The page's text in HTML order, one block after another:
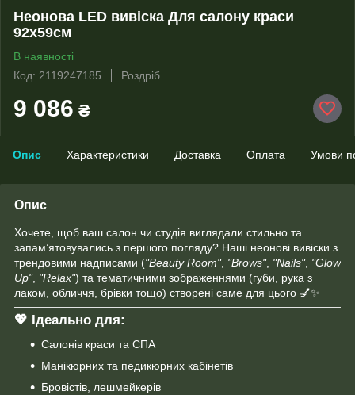
Неонова LED вивіска Для салону краси
92х59см
В наявності
Код: 2119247185
Роздріб
9 086 ₴
Опис Характеристики Доставка Оплата Умови
Опис
Хочете, щоб ваш салон чи студія виглядали стильно та
запам’ятовувались з першого погляду? Наші неонові вивіски з
трендовими надписами ("Beauty Room", "Brows", "Nails", "Glow
Up", "Relax") та тематичними зображеннями (губи, рука з
лаком, обличчя, брівки тощо) створені саме для цього 💅✨
💖 Ідеально для:
Салонів краси та СПА
Манікюрних та педикюрних кабінетів
Бровістів, лешмейкерів